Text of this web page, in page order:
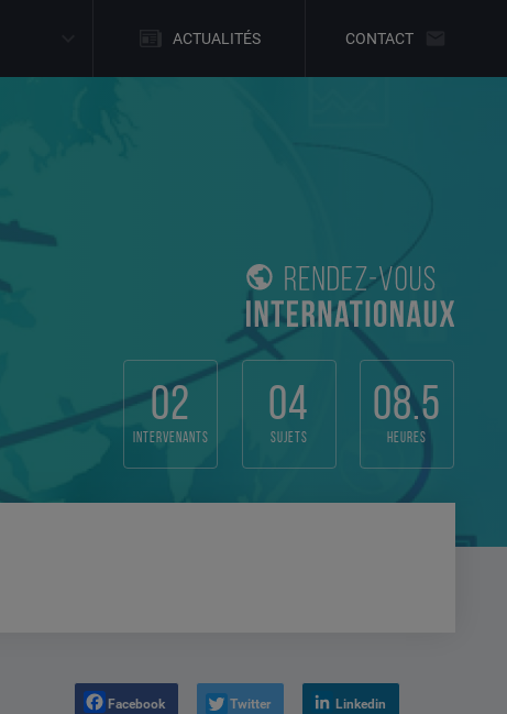
CONTACT
ACTUALITÉS
02
intervenants
04
sujets
08.5
heures
Facebook Twitter Linkedin